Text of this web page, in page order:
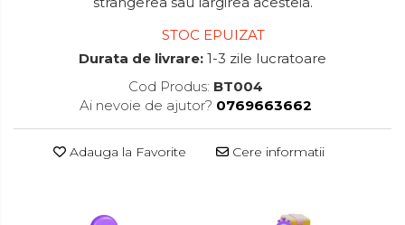
STOC EPUIZAT
Durata de livrare: 1-3 zile lucratoare
Cod Produs: BT004
Ai nevoie de ajutor? 0769663662
Adauga la Favorite Cere informatii